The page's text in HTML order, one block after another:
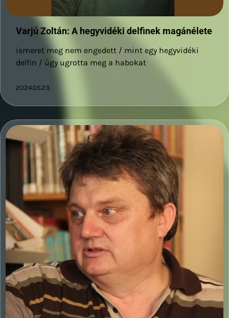
Varjú Zoltán: A hegyvidéki delfinek magánélete
ismeret meg nem engedett / mint egy hegyvidéki
delfin / úgy ugrotta meg a habokat
2024.05.23.